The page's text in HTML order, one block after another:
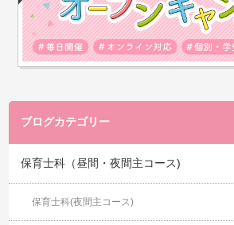
ブログカテゴリー
保育士科（昼間・夜間主コース)
保育士科(夜間主コース)